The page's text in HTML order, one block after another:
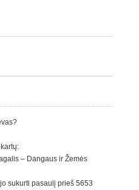
– Dangaus ir Žemės
sukurti pasaulį prieš 5653